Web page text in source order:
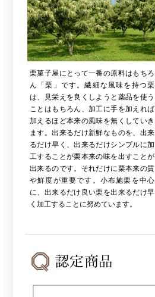
栗菓子屋にとって一番の原料はもちろ
ん「栗」です。繊細な風味を持つ栗
は、見栄えを良くしようと薬品を使う
ことはもちろん、加工に手を加えれば
加えるほど本来の風味を無くしていき
ます。出来るだけ新鮮なものを、出来
るだけ早く、出来るだけシンプルに加
工することが栗本来の味を出すことが
出来るのです。それだけに栗本来の質
や鮮度が重要です。小布施栗を中心
に、出来るだけ良い栗を出来るだけ早
く加工することに努めています。